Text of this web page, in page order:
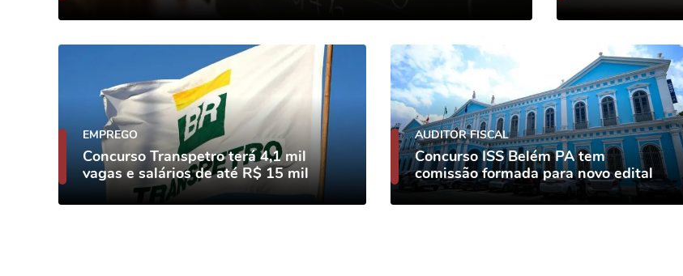
EMPREGO
Concurso Transpetro terá 4,1 mil
vagas e salários de até R$ 15 mil
AUDITOR FISCAL
Concurso ISS Belém PA tem
comissão formada para novo edital